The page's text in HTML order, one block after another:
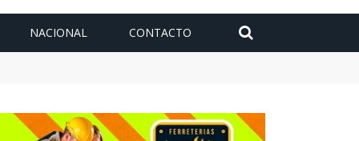
NACIONAL CONTACTO